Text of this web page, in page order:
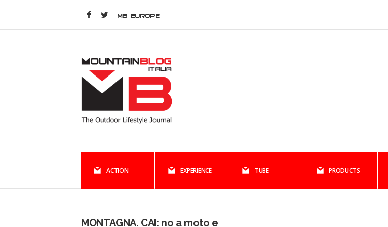
MB EUROPE
ACTION EXPERIENCE TUBE PRODUCTS
MONTAGNA. CAI: no a moto e